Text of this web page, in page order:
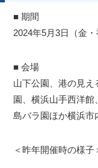
■ 期間
2024年5月3日（金・
■ 会場
山下公園、港の見
園、横浜山手西洋
島バラ園ほか横浜市
＜昨年開催時の様子